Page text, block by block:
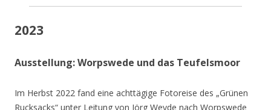
2023
Ausstellung: Worpswede und das Teufelsmoor
Im Herbst 2022 fand eine achttägige Fotoreise des „Grünen
Rucksacks“ unter Leitung von Jörg Weyde nach Worpswede